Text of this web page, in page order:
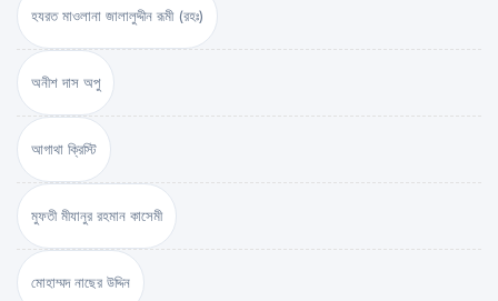
হযরত মাওলানা জালালুদ্দীন রূমী (রহঃ)
অনীশ দাস অপু
আগাথা ক্রিস্টি
মুফতী মীযানুর রহমান কাসেমী
মোহাম্মদ নাছের উদ্দিন